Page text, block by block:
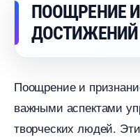
ПООЩРЕНИЕ
ДОСТИЖЕНИЙ
Поощрение и
ажными аспектами
творческих людей.